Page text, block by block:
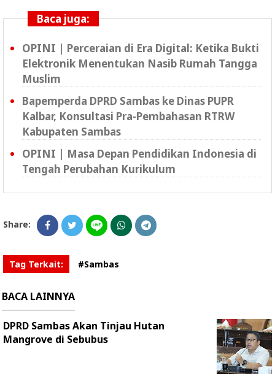
Baca juga:
OPINI | Perceraian di Era Digital: Ketika Bukti
Elektronik Menentukan Nasib Rumah Tangga
Muslim
Bapemperda DPRD Sambas ke Dinas PUPR
Kalbar, Konsultasi Pra-Pembahasan RTRW
Kabupaten Sambas
OPINI | Masa Depan Pendidikan Indonesia di
Tengah Perubahan Kurikulum
Share:
Tag Terkait: #Sambas
BACA LAINNYA
DPRD Sambas Akan Tinjau Hutan
Mangrove di Sebubus